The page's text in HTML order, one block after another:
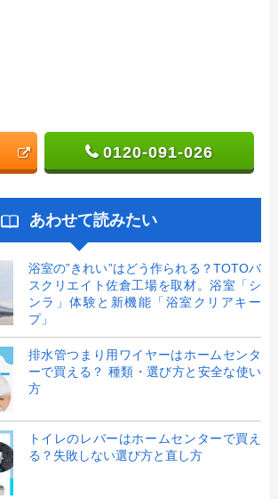
0120-091-026
あわせて読みたい
浴室の”きれい”はどう作られる？TOTOバ
スクリエイト佐倉工場を取材。浴室「シ
ンラ」体験と新機能「浴室クリアキー
プ」
排水管つまり用ワイヤーはホームセンタ
ーで買える？ 種類・選び方と安全な使い
方
トイレのレバーはホームセンターで買え
る？失敗しない選び方と直し方